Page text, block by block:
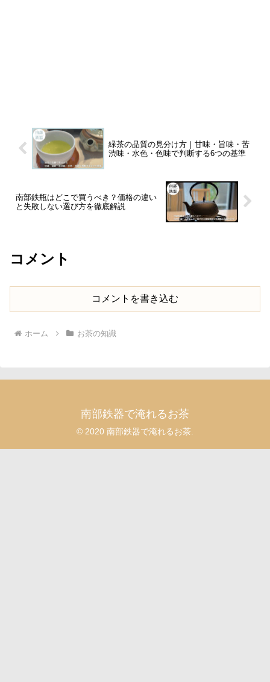
緑茶の品質の見分け方｜甘味・旨味・苦
渋味・水色・色味で判断する6つの基準
南部鉄瓶はどこで買うべき？価格の違い
と失敗しない選び方を徹底解説
コメント
コメントを書き込む
ホーム お茶の知識
南部鉄器で淹れるお茶
© 2020 南部鉄器で淹れるお茶.